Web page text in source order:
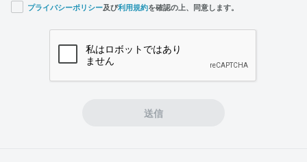
プライバシーポリシー及び利用規約を確認の上、同意します。
送信